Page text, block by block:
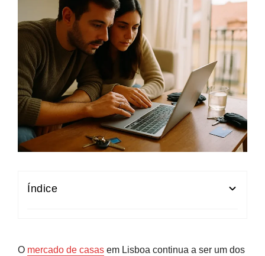
Índice
O mercado de casas em Lisboa continua a ser um dos